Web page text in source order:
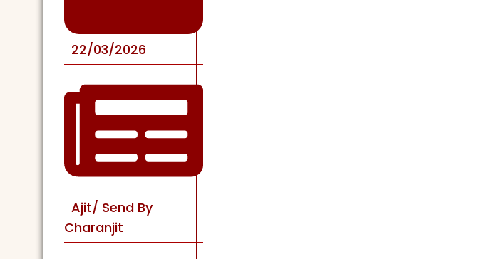
22/03/2026
Ajit/ Send By
Charanjit